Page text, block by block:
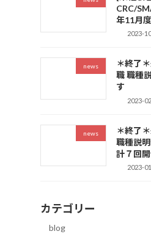
CRC/
年11月
2023-
news
＊終了
職 職種
す
2023-
news
＊終了
職種説
計７回
2023-
カテゴリー
blog